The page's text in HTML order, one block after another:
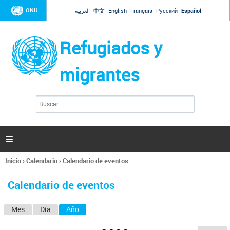
Jump to navigation
ONU العربية 中文 English Français Русский Español
Refugiados y
migrantes
l
s

Se
usted
Inicio›Calendario›Calendario de eventos
Calendario de eventos
Mes Día Año